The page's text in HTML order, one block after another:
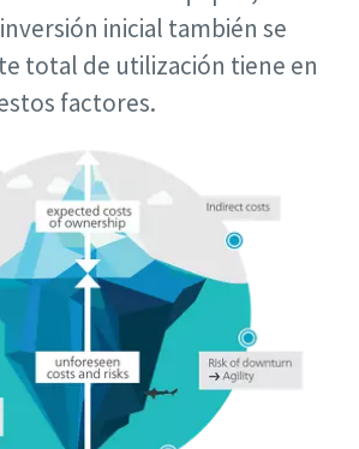
inicial también se
total de utilización tiene en
factores.